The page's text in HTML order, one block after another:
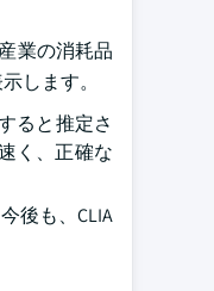
業の消耗品
します。
ると推定さ
く、正確な
後も、CLIA